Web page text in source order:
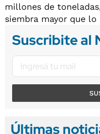
millones de
siembra mayor que lo
Suscribite al
Últimas